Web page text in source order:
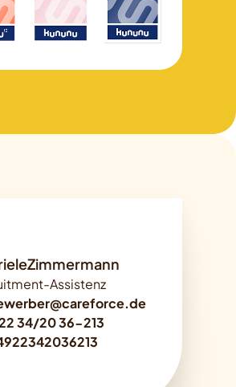
Assistenz
34/20 36-213